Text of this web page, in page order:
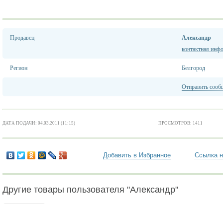
Продавец
Александр
контактная
Регион Белгород
Отправить
ДАТА ПОДАЧИ: 04.03.2011 (11:15) ПРОСМОТРОВ: 1411
Добавить в Избранное Ссылка
Другие товары пользователя "Александр"